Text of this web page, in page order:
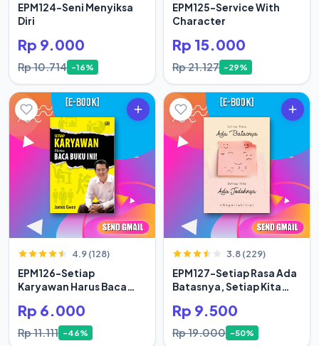
EPM124-Seni Menyiksa
Diri
Rp 9.000
Rp 10.714 -16%
EPM125-Service With
Character
Rp 15.000
Rp 21.127 -29%
4.9 (128)
EPM126-Setiap
Karyawan Harus Baca
Rp 6.000
Rp 11.111 -46%
3.8 (229)
EPM127-Setiap Rasa Ada
Batasnya, Setiap Kita
Rp 9.500
Rp 19.000 -50%